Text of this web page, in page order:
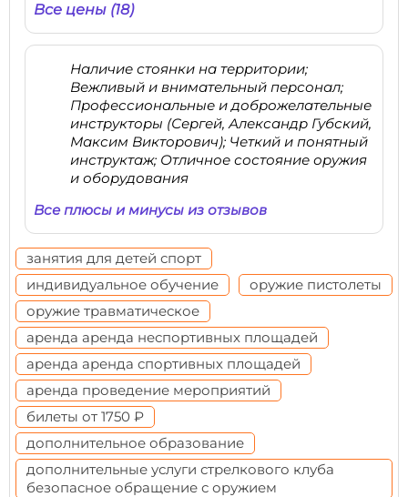
Все цены (18)
Наличие стоянки на территории;
Вежливый и внимательный персонал;
Профессиональные и доброжелательные
инструкторы (Сергей, Александр Губский,
Максим Викторович); Четкий и понятный
инструктаж; Отличное состояние оружия
и оборудования
Все плюсы и минусы из отзывов
занятия для детей спорт
индивидуальное обучение
оружие пистолеты
оружие травматическое
аренда аренда неспортивных площадей
аренда аренда спортивных площадей
аренда проведение мероприятий
билеты от 1750 ₽
дополнительное образование
дополнительные услуги стрелкового клуба
безопасное обращение с оружием